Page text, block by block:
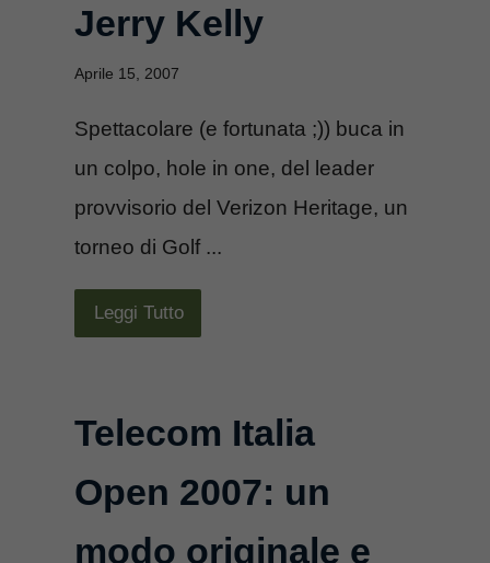
Jerry Kelly
Aprile 15, 2007
Spettacolare (e fortunata ;)) buca in
un colpo, hole in one, del leader
provvisorio del Verizon Heritage, un
torneo di Golf ...
Leggi Tutto
Telecom Italia
Open 2007: un
modo originale e